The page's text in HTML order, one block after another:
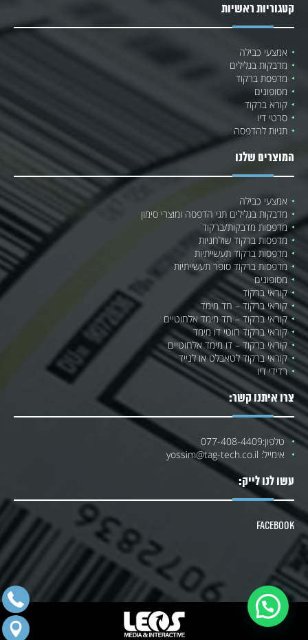
קטגוריות ראשיות
אמצעי כבילה
מדבקות בגלילים
מדפסת ברקוד
מסופונים
קורא ברקוד
סרטי דיו
תגיות להדפסה
המוצרים שלנו
אמצעי כבילה
מדבקות בגלילים תגי הדפסה ומוצרי סימון
מדפסות מדבקות/ברקוד
מדפסות ברקוד שולחניות
מדפסות ברקוד תעשייתיות
מדפסות ברקוד סופר תעשייתיות
מסופונים
קוראי ברקוד
קוראי ברקוד – חד מימד
קוראי ברקוד – חד מימד אלחוטיים
קוראי ברקוד חוטי דו מימד
קוראי ברקוד – דו מימד אלחוטיים
קוראי ברקוד לטאבלט או לנייד
רדידי דיו
צרו איתנו קשר:
טלפון:077-408-4409
אימייל: yossim@tag-tech.co.il
עשו לנו לייק:
Facebook